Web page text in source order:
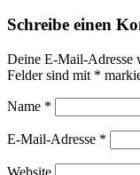
Schreibe einen
Deine E-Mail-Adresse
Felder sind mit *
Name *
E-Mail-Adresse *
Website